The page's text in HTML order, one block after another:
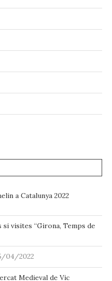
a Catalunya 2022
visites “Girona, Temps de
04/2022
Medieval de Vic